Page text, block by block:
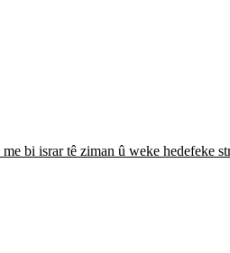
bi israr tê ziman û weke hedefeke